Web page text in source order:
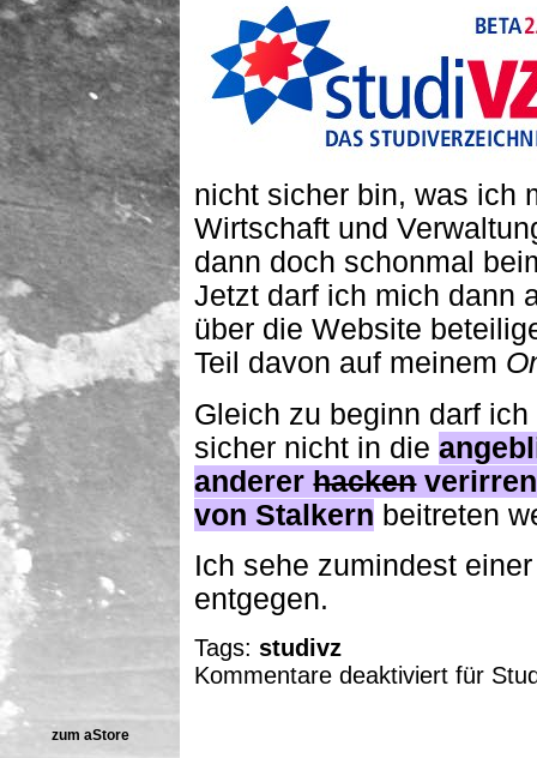
zum aStore
nicht sicher bin, was ich
Wirtschaft und
dann doch schonmal
Jetzt darf ich mich dann
über die Website
Teil davon auf meinem
Gleich zu beginn darf
sicher nicht in die
andererhackenverirren
von Stalkern beitreten
Ich sehe zumindest
entgegen.
Tags:studivz
Kommentare deaktiviert für